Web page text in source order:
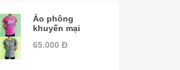
Áo phông
khuyến mại
65.000 Đ